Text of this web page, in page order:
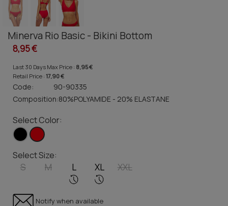
Minerva Rio Basic - Bikini Bottom
8,95 €
Last 30 Days Max Price : 8,95 €
Retail Price : 17,90 €
Code:
90-90335
Composition:80%POLYAMIDE - 20% ELASTANE
Select Color:
Select Size:
S M L XL XXL
Notify when available